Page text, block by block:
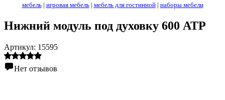
мебель| игровая мебель| мебель для гостинной| наборы мебели
Нижний модуль под духовку 600 АТР
Артикул: 15595
Нет отзывов